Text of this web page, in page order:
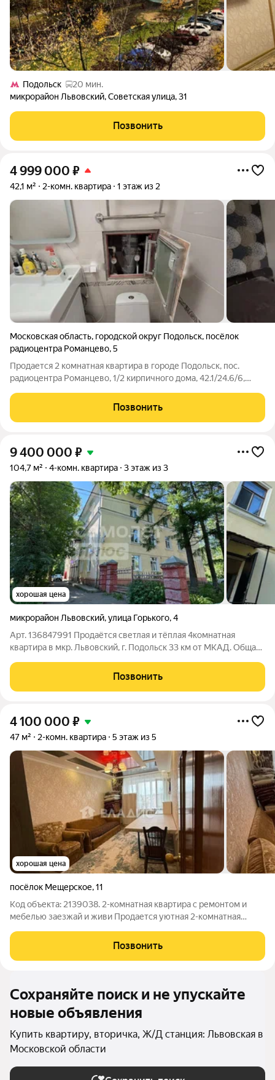
Подольск
20 мин.
микрорайон Львовский,Советская улица,31
Позвонить
4 999 000 ₽
42,1 м² 2-комн. квартира 1 этаж из 2
Московская область, городской округ Подольск, посёлок
радиоцентра Романцево,5
Продается 2 комнатная квартира в городе Подольск, пос.
радиоцентра Романцево, 1/2 кирпичного дома, 42.1/24.6/6,
раздельный санузел, без балкона, выполнен качественный
капитальный ремонт;
Позвонить
9 400 000 ₽
104,7 м² 4-комн. квартира 3 этаж из 3
хорошая цена
микрорайон Львовский,улица Горького,4
Арт. 136847991 Продаётся светлая и тёплая 4комнатная
квартира в мкр. Львовский, г. Подольск 33 км от МКАД. Общая
кирпичном доме. Квартира расположена в центральной части
корпуса, что обеспечивает
Позвонить
4 100 000 ₽
47 м² 2-комн. квартира 5 этаж из 5
хорошая цена
посёлок Мещерское,11
Код объекта: 2139038. 2-комнатная квартира с ремонтом и
мебелью заезжай и живи Продается уютная 2-комнатная
комнатами. Квартира расположена на 5
Позвонить
Сохраняйте поиск и не упускайте
новые объявления
Купить квартиру, вторичка, Ж/Д станция: Львовская в
Московской области